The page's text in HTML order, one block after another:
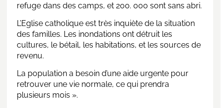
refuge dans des camps, et 200. 000 sont sans abri.
L’Eglise catholique est très inquiète de la situation
des familles. Les inondations ont détruit les
cultures, le bétail, les habitations, et les sources de
revenu.
La population a besoin d’une aide urgente pour
retrouver une vie normale, ce qui prendra
plusieurs mois ».